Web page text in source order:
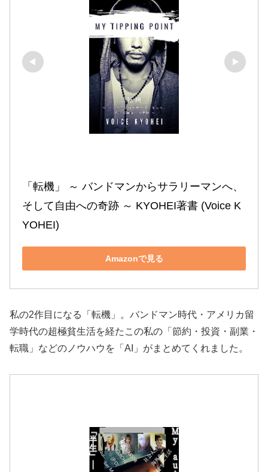
「転機」 ～ バンドマンからサラリーマンへ、
そして自由への奇跡 ～ KYOHEI著書 (Voice K
YOHEI)
Amazonで見る
私の2作目になる「転機」。バンドマン時代・アメリカ留
学時代の超極貧生活を経たこの私の「節約・投資・副業・
転職」などのノウハウを「AI」がまとめてくれました。